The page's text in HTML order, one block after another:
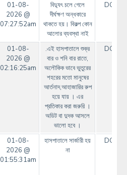
01-08-
2026 @
07:27:52am
বিদ্যুৎ চলে গেলে
দীর্ঘক্ষণ অন্ধকারে
থাকতে হয়। বিকল্প কোন
আলোর ব্যবস্থা নাই
DGHS
01-08-
2026 @
02:16:25am
.এই হাসপাতালে শুক্র
বার ও শনি বার রাতে,
অলৌকিক ভাবে ভুতুরের
শহরের মতো মানুষের
আর্তনাদ,আহাজারির রুপ
হয়ে যায় । এর
প্রতিকার করা জরুরি ।
অডিট বা দুদক আসলে
ভালো হবে ।
DGHS
01-08-
2026 @
01:55:31am
হাসপাতালে সার্জারী হয়
না
DGHS